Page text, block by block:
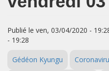
Publié le ven, 03/04/2020 -
- 19:28
Gédéon Kyungu